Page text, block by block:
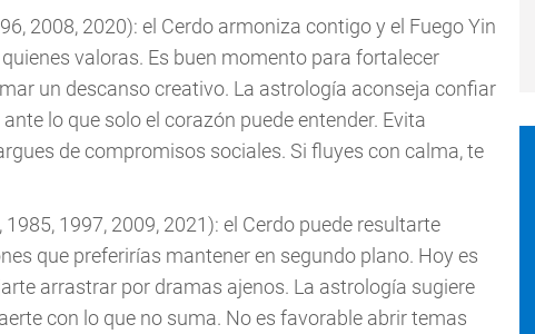
2008, 2020): el Cerdo armoniza contigo y el Fuego Yin
valoras. Es buen momento para fortalecer
un descanso creativo. La astrología aconseja confiar
lo que solo el corazón puede entender. Evita
de compromisos sociales. Si fluyes con calma, te
1997, 2009, 2021): el Cerdo puede resultarte
que preferirías mantener en segundo plano. Hoy es
arrastrar por dramas ajenos. La astrología sugiere
con lo que no suma. No es favorable abrir temas